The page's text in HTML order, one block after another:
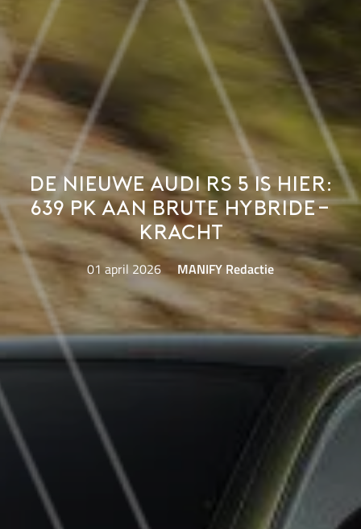
De nieuwe Audi RS 5 is hier:
639 pk aan brute hybride-
kracht
01 april 2026 MANIFY Redactie